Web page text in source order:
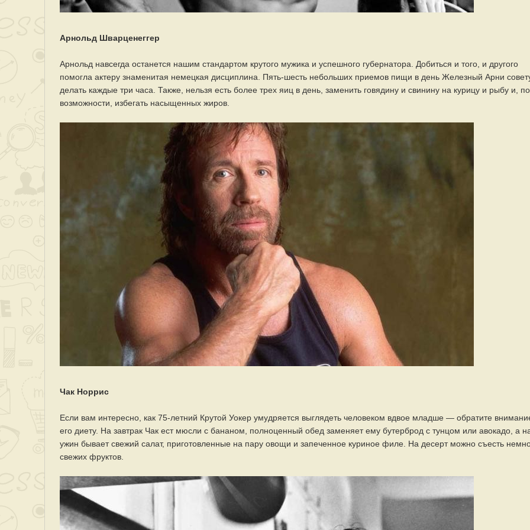
Арнольд Шварценеггер
Арнольд навсегда останется нашим стандартом крутого мужика и успешного губернатора. Добиться и того, и другого
помогла актеру знаменитая немецкая дисциплина. Пять-шесть небольших приемов пищи в день Железный Арни
делать каждые три часа. Также, нельзя есть более трех яиц в день, заменить говядину и свинину на курицу и рыбу и, по
возможности, избегать насыщенных жиров.
Чак Норрис
Если вам интересно, как 75-летний Крутой Уокер умудряется выглядеть человеком вдвое младше — обратите
его диету. На завтрак Чак ест мюсли с бананом, полноценный обед заменяет ему бутерброд с тунцом или авокадо, а
ужин бывает свежий салат, приготовленные на пару овощи и запеченное куриное филе. На десерт можно съесть
свежих фруктов.